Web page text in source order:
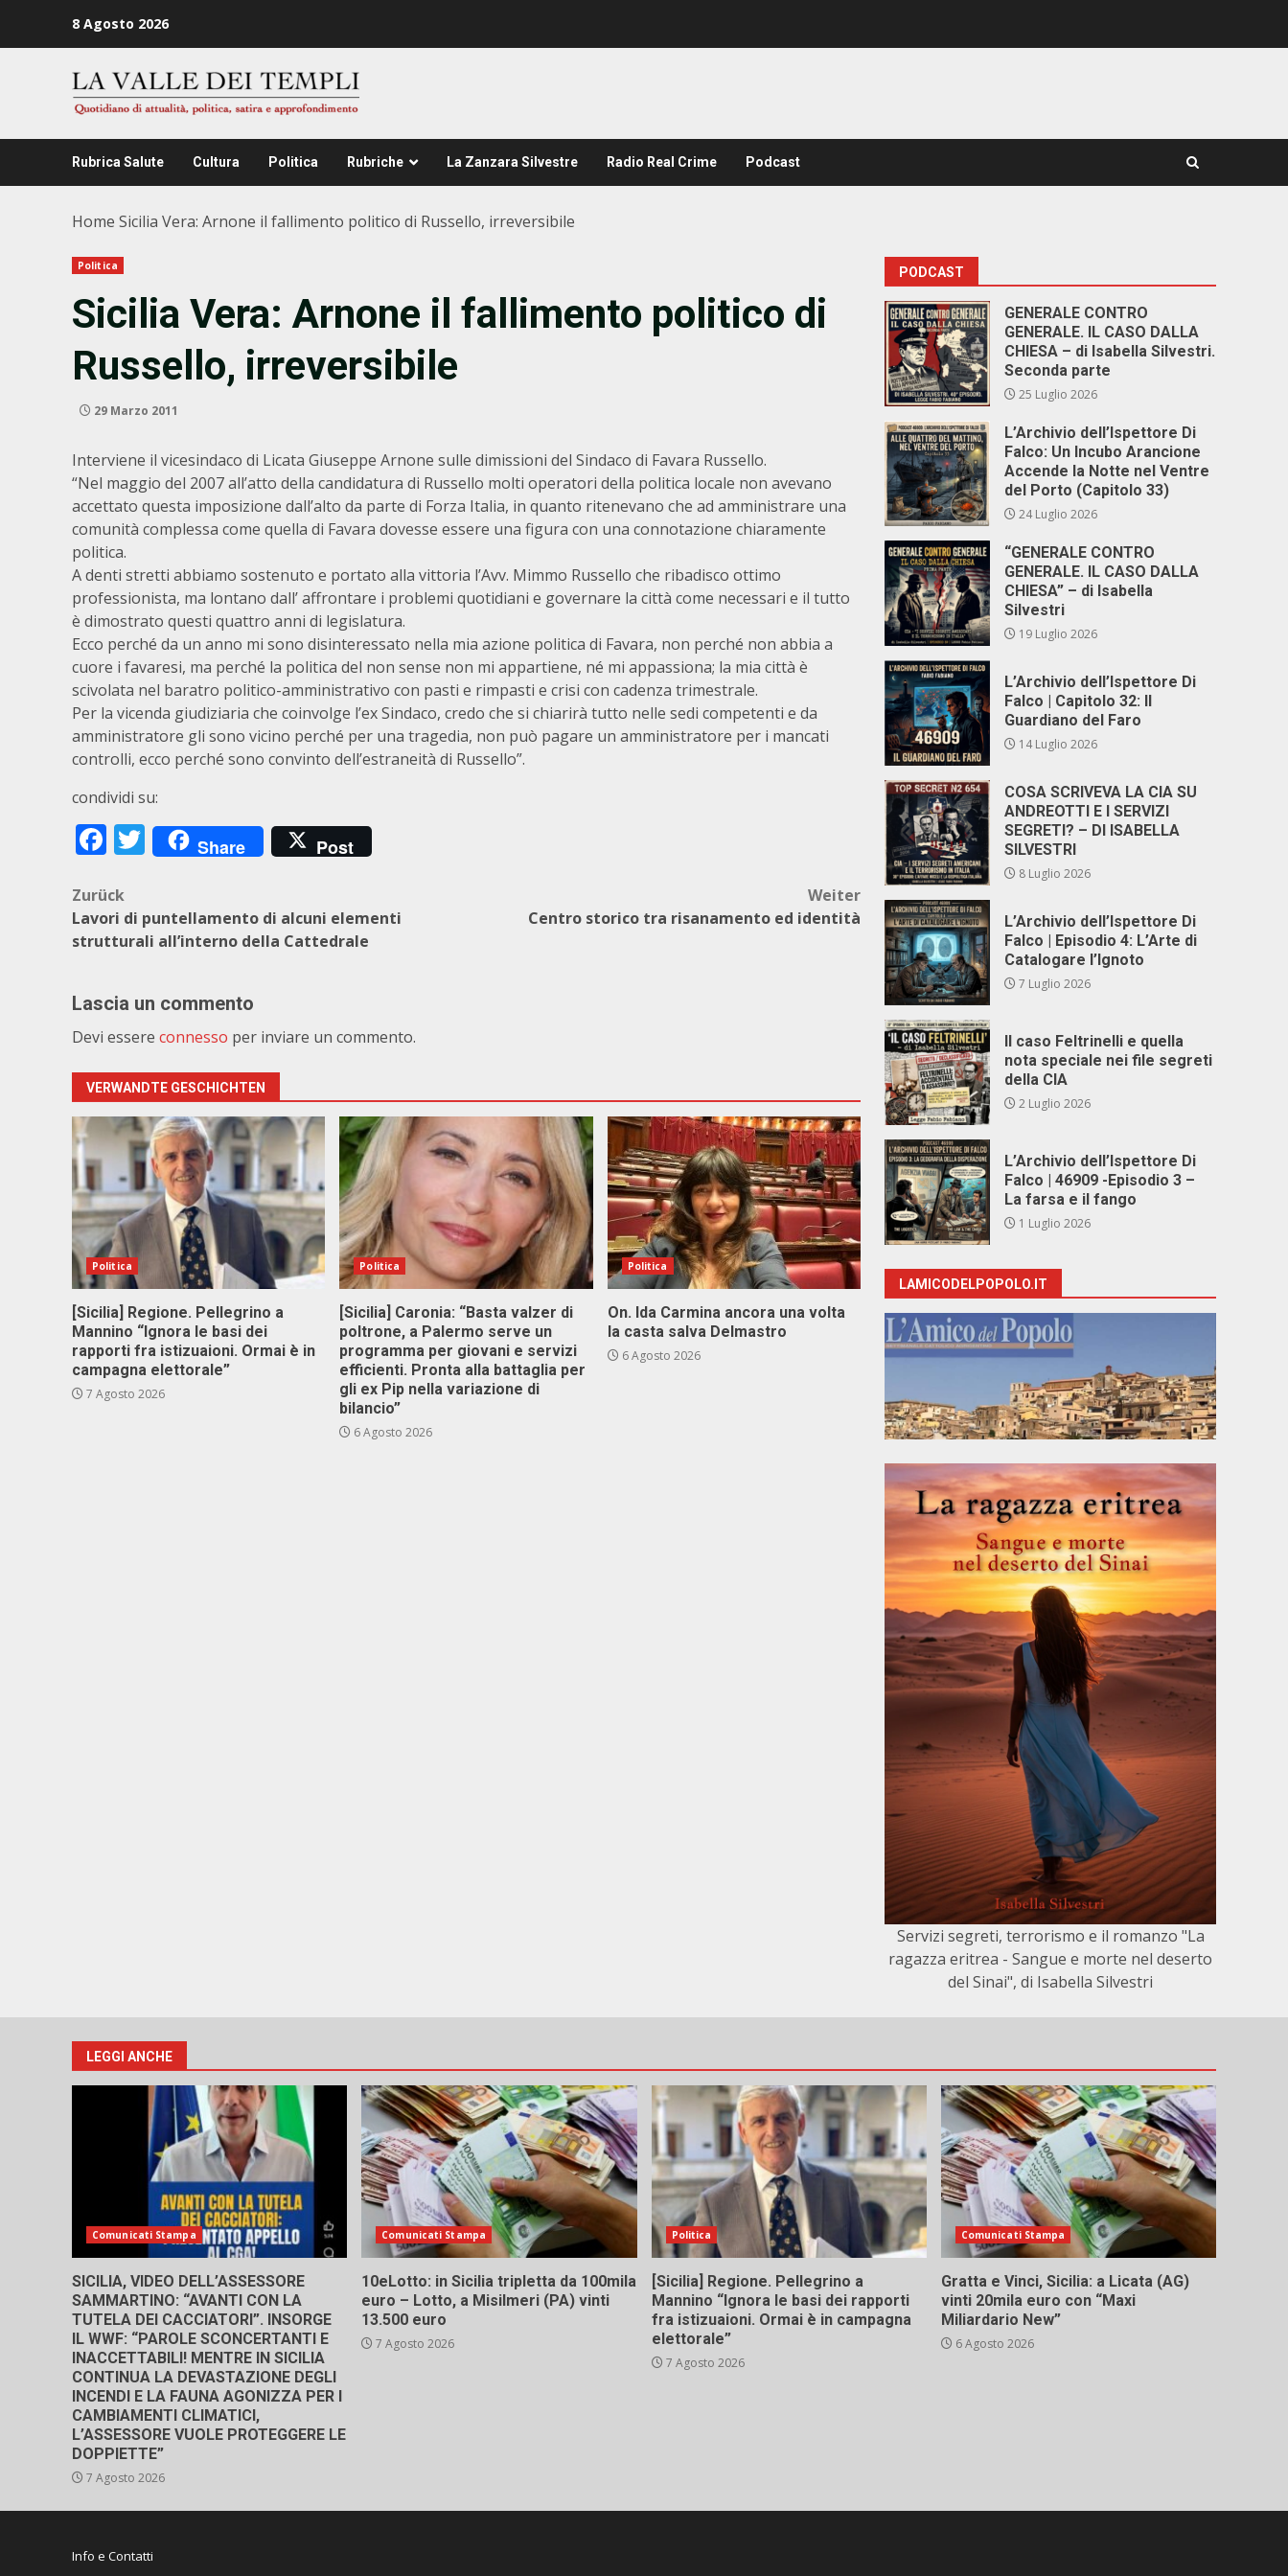
8 Agosto 2026
Rubrica Salute Cultura Politica Rubriche La Zanzara Silvestre Radio Real Crime Podcast
Home Sicilia Vera: Arnone il fallimento politico di Russello, irreversibile
Politica
Sicilia Vera: Arnone il fallimento politico di
Russello, irreversibile
29 Marzo 2011
Interviene il vicesindaco di Licata Giuseppe Arnone sulle dimissioni del Sindaco di Favara Russello.
“Nel maggio del 2007 all’atto della candidatura di Russello molti operatori della politica locale non avevano
accettato questa imposizione dall’alto da parte di Forza Italia, in quanto ritenevano che ad amministrare una
comunità complessa come quella di Favara dovesse essere una figura con una connotazione chiaramente
politica.
A denti stretti abbiamo sostenuto e portato alla vittoria l’Avv. Mimmo Russello che ribadisco ottimo
professionista, ma lontano dall’ affrontare i problemi quotidiani e governare la città come necessari e il tutto
è dimostrato questi quattro anni di legislatura.
Ecco perché da un anno mi sono disinteressato nella mia azione politica di Favara, non perché non abbia a
cuore i favaresi, ma perché la politica del non sense non mi appartiene, né mi appassiona; la mia città è
scivolata nel baratro politico-amministrativo con pasti e rimpasti e crisi con cadenza trimestrale.
Per la vicenda giudiziaria che coinvolge l’ex Sindaco, credo che si chiarirà tutto nelle sedi competenti e da
amministratore gli sono vicino perché per una tragedia, non può pagare un amministratore per i mancati
controlli, ecco perché sono convinto dell’estraneità di Russello”.
condividi su:
Facebook
Twitter
Share Post
Beitragsnavigation
Zurück
Lavori di puntellamento di alcuni elementi
strutturali all’interno della Cattedrale
Weiter
Centro storico tra risanamento ed identità
Lascia un commento
Devi essere connesso per inviare un commento.
VERWANDTE GESCHICHTEN
Politica
[Sicilia] Regione. Pellegrino a
Mannino “Ignora le basi dei
rapporti fra istizuaioni. Ormai è in
campagna elettorale”
7 Agosto 2026
Politica
[Sicilia] Caronia: “Basta valzer di
poltrone, a Palermo serve un
programma per giovani e servizi
efficienti. Pronta alla battaglia per
gli ex Pip nella variazione di
bilancio”
6 Agosto 2026
Politica
On. Ida Carmina ancora una volta
la casta salva Delmastro
6 Agosto 2026
PODCAST
GENERALE CONTRO
GENERALE. IL CASO DALLA
CHIESA – di Isabella Silvestri.
Seconda parte
25 Luglio 2026
L’Archivio dell’Ispettore Di
Falco: Un Incubo Arancione
Accende la Notte nel Ventre
del Porto (Capitolo 33)
24 Luglio 2026
“GENERALE CONTRO
GENERALE. IL CASO DALLA
CHIESA” – di Isabella
Silvestri
19 Luglio 2026
L’Archivio dell’Ispettore Di
Falco | Capitolo 32: Il
Guardiano del Faro
14 Luglio 2026
COSA SCRIVEVA LA CIA SU
ANDREOTTI E I SERVIZI
SEGRETI? – DI ISABELLA
SILVESTRI
8 Luglio 2026
L’Archivio dell’Ispettore Di
Falco | Episodio 4: L’Arte di
Catalogare l’Ignoto
7 Luglio 2026
Il caso Feltrinelli e quella
nota speciale nei file segreti
della CIA
2 Luglio 2026
L’Archivio dell’Ispettore Di
Falco | 46909 -Episodio 3 –
La farsa e il fango
1 Luglio 2026
LAMICODELPOPOLO.IT
Servizi segreti, terrorismo e il romanzo "La
ragazza eritrea - Sangue e morte nel deserto
del Sinai", di Isabella Silvestri
LEGGI ANCHE
Comunicati Stampa
SICILIA, VIDEO DELL’ASSESSORE
SAMMARTINO: “AVANTI CON LA
TUTELA DEI CACCIATORI”. INSORGE
IL WWF: “PAROLE SCONCERTANTI E
INACCETTABILI! MENTRE IN SICILIA
CONTINUA LA DEVASTAZIONE DEGLI
INCENDI E LA FAUNA AGONIZZA PER I
CAMBIAMENTI CLIMATICI,
L’ASSESSORE VUOLE PROTEGGERE LE
DOPPIETTE”
7 Agosto 2026
Comunicati Stampa
10eLotto: in Sicilia tripletta da 100mila
euro – Lotto, a Misilmeri (PA) vinti
13.500 euro
7 Agosto 2026
Politica
[Sicilia] Regione. Pellegrino a
Mannino “Ignora le basi dei rapporti
fra istizuaioni. Ormai è in campagna
elettorale”
7 Agosto 2026
Comunicati Stampa
Gratta e Vinci, Sicilia: a Licata (AG)
vinti 20mila euro con “Maxi
Miliardario New”
6 Agosto 2026
Info e Contatti